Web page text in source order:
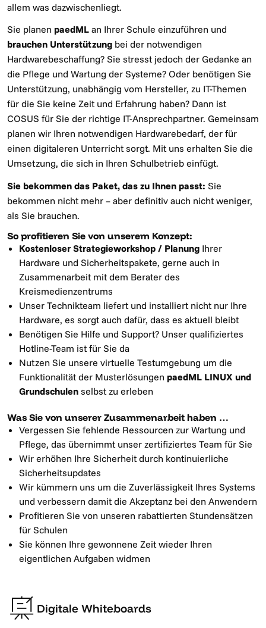
allem was dazwischenliegt.
Sie planen paedML an Ihrer Schule einzuführen und
brauchen Unterstützung bei der notwendigen
Hardwarebeschaffung? Sie stresst jedoch der Gedanke an
die Pflege und Wartung der Systeme? Oder benötigen Sie
Unterstützung, unabhängig vom Hersteller, zu IT-Themen
für die Sie keine Zeit und Erfahrung haben? Dann ist
COSUS für Sie der richtige IT-Ansprechpartner. Gemeinsam
planen wir Ihren notwendigen Hardwarebedarf, der für
einen digitaleren Unterricht sorgt. Mit uns erhalten Sie die
Umsetzung, die sich in Ihren Schulbetrieb einfügt.
Sie bekommen das Paket, das zu Ihnen passt: Sie
bekommen nicht mehr – aber definitiv auch nicht weniger,
als Sie brauchen.
So profitieren Sie von unserem Konzept:
Kostenloser Strategieworkshop / Planung Ihrer
Hardware und Sicherheitspakete, gerne auch in
Zusammenarbeit mit dem Berater des
Kreismedienzentrums
Unser Technikteam liefert und installiert nicht nur Ihre
Hardware, es sorgt auch dafür, dass es aktuell bleibt
Benötigen Sie Hilfe und Support? Unser qualifiziertes
Hotline-Team ist für Sie da
Nutzen Sie unsere virtuelle Testumgebung um die
Funktionalität der Musterlösungen paedML LINUX und
Grundschulen selbst zu erleben
Was Sie von unserer Zusammenarbeit haben …
Vergessen Sie fehlende Ressourcen zur Wartung und
Pflege, das übernimmt unser zertifiziertes Team für Sie
Wir erhöhen Ihre Sicherheit durch kontinuierliche
Sicherheitsupdates
Wir kümmern uns um die Zuverlässigkeit Ihres Systems
und verbessern damit die Akzeptanz bei den Anwendern
Profitieren Sie von unseren rabattierten Stundensätzen
für Schulen
Sie können Ihre gewonnene Zeit wieder Ihren
eigentlichen Aufgaben widmen
Digitale Whiteboards